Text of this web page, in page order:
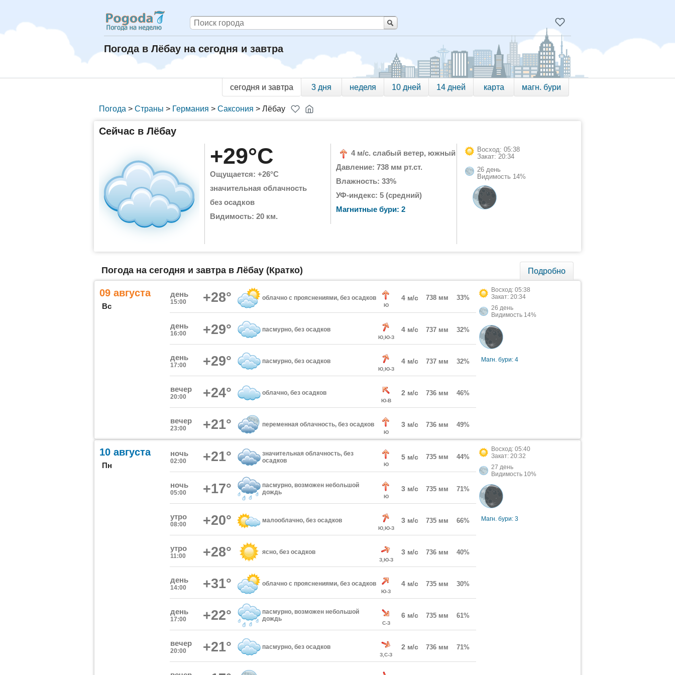
Погода в Лёбау на сегодня и завтра
сегодня и завтра 3 дня неделя 10 дней 14 дней карта магн. бури
Погода > Страны > Германия > Саксония > Лёбау
Сейчас в Лёбау
+29°C
Ощущается: +26°C
значительная облачность
без осадков
Видимость: 20 км.
4 м/с. слабый ветер, южный
Давление: 738 мм рт.ст.
Влажность: 33%
УФ-индекс: 5 (средний)
Магнитные бури: 2
Восход: 05:38
Закат: 20:34
26 день
Видимость 14%
Погода на сегодня и завтра в Лёбау (Кратко) Подробно
09 августа
Вс
день
15:00 +28° облачно с прояснениями, без осадков
Ю
4 м/с 738 мм 33%
день
16:00 +29° пасмурно, без осадков
Ю,Ю-З
4 м/с 737 мм 32%
день
17:00 +29° пасмурно, без осадков
Ю,Ю-З
4 м/с 737 мм 32%
вечер
20:00 +24° облачно, без осадков
Ю-В
2 м/с 736 мм 46%
вечер
23:00 +21° переменная облачность, без осадков
Ю
3 м/с 736 мм 49%
Восход: 05:38
Закат: 20:34
26 день
Видимость 14%
Магн. бури: 4
10 августа
Пн
ночь
02:00 +21°
значительная облачность, без
осадков
Ю
5 м/с 735 мм 44%
ночь
05:00 +17°
пасмурно, возможен небольшой
дождь
Ю
3 м/с 735 мм 71%
утро
08:00 +20° малооблачно, без осадков
Ю,Ю-З
3 м/с 735 мм 66%
утро
11:00 +28° ясно, без осадков
З,Ю-З
3 м/с 736 мм 40%
день
14:00 +31° облачно с прояснениями, без осадков
Ю-З
4 м/с 735 мм 30%
день
17:00 +22°
пасмурно, возможен небольшой
дождь
С-З
6 м/с 735 мм 61%
вечер
20:00 +21° пасмурно, без осадков
З,С-З
2 м/с 736 мм 71%
Восход: 05:40
Закат: 20:32
27 день
Видимость 10%
Магн. бури: 3